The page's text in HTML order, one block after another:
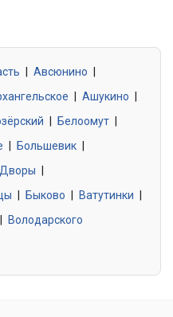
Авсюнино
Ашукино
Белоомут
Большевик
Быково Ватутинки
Володарского